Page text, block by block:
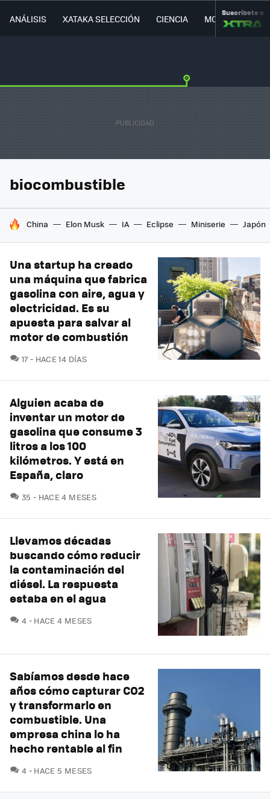
ANÁLISIS XATAKA SELECCIÓN CIENCIA MOVILIDAD
Suscríbete a
biocombustible
HOY SE HABLA DE
China Elon Musk IA Eclipse Miniserie Japón
Una startup ha creado
una máquina que fabrica
gasolina con aire, agua y
electricidad. Es su
apuesta para salvar al
motor de combustión
17COMENTARIOS
HACE 14 DÍAS
Alguien acaba de
inventar un motor de
gasolina que consume 3
litros a los 100
kilómetros. Y está en
España, claro
35 COMENTARIOS
HACE 4 MESES
Llevamos décadas
buscando cómo reducir
la contaminación del
diésel. La respuesta
estaba en el agua
4 COMENTARIOS
HACE 4 MESES
Sabíamos desde hace
años cómo capturar CO2
y transformarlo en
combustible. Una
empresa china lo ha
hecho rentable al fin
4 COMENTARIOS
HACE 5 MESES